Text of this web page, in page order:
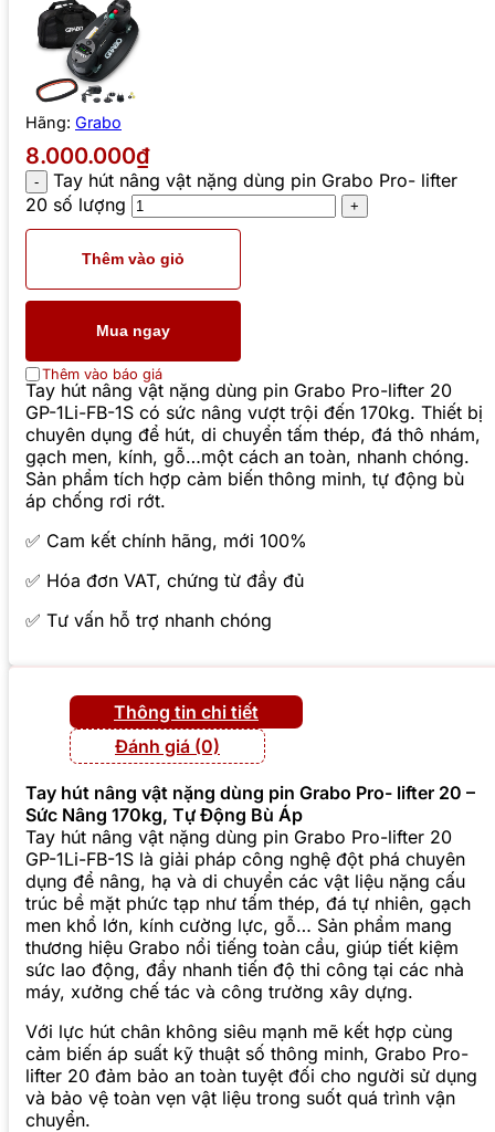
Hãng: Grabo
8.000.000₫
Tay hút nâng vật nặng dùng pin Grabo Pro- lifter
20 số lượng
Thêm vào giỏ
Mua ngay
Thêm vào báo giá
Tay hút nâng vật nặng dùng pin Grabo Pro-lifter 20
GP-1Li-FB-1S có sức nâng vượt trội đến 170kg. Thiết bị
chuyên dụng để hút, di chuyển tấm thép, đá thô nhám,
gạch men, kính, gỗ…một cách an toàn, nhanh chóng.
Sản phẩm tích hợp cảm biến thông minh, tự động bù
áp chống rơi rớt.
✅ Cam kết chính hãng, mới 100%
✅ Hóa đơn VAT, chứng từ đầy đủ
✅ Tư vấn hỗ trợ nhanh chóng
Thông tin chi tiết
Đánh giá (0)
Tay hút nâng vật nặng dùng pin Grabo Pro- lifter 20 –
Sức Nâng 170kg, Tự Động Bù Áp
Tay hút nâng vật nặng dùng pin Grabo Pro-lifter 20
GP-1Li-FB-1S là giải pháp công nghệ đột phá chuyên
dụng để nâng, hạ và di chuyển các vật liệu nặng cấu
trúc bề mặt phức tạp như tấm thép, đá tự nhiên, gạch
men khổ lớn, kính cường lực, gỗ… Sản phẩm mang
thương hiệu Grabo nổi tiếng toàn cầu, giúp tiết kiệm
sức lao động, đẩy nhanh tiến độ thi công tại các nhà
máy, xưởng chế tác và công trường xây dựng.
Với lực hút chân không siêu mạnh mẽ kết hợp cùng
cảm biến áp suất kỹ thuật số thông minh, Grabo Pro-
lifter 20 đảm bảo an toàn tuyệt đối cho người sử dụng
và bảo vệ toàn vẹn vật liệu trong suốt quá trình vận
chuyển.